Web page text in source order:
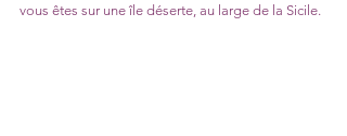
vous êtes sur une île déserte, au large de la Sicile.